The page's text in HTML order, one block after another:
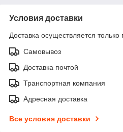
Условия доставки
Доставка осуществляется только
Самовывоз
Доставка почтой
Транспортная компания
Адресная доставка
Все условия доставки